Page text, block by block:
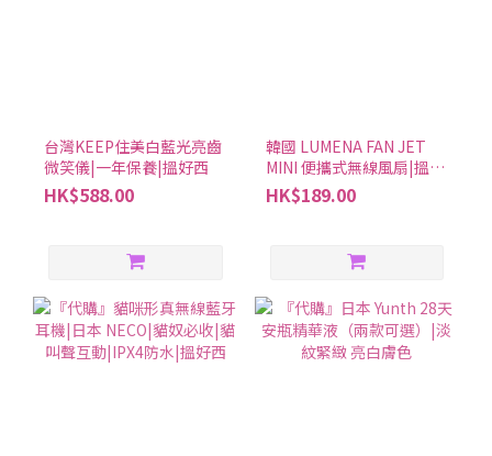
台灣KEEP住美白藍光亮齒
微笑儀|一年保養|搵好西
HK$588.00
韓國 LUMENA FAN JET
MINI 便攜式無線風扇|搵好
西
HK$189.00